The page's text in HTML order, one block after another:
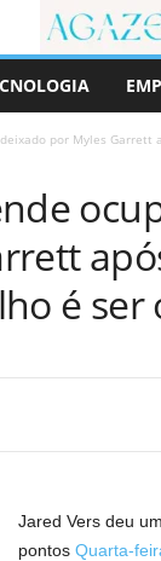
por Myles Garrett
é ser
Jared Vers deu
pontos Quarta-